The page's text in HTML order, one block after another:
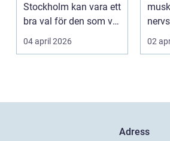
Stockholm kan vara ett
bra val för den som vill
träffa en erfaren
specia...
04 april 2026 02
Adress